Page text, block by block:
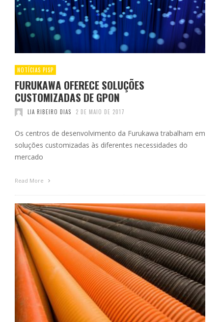
NOTÍCIAS PISP
FURUKAWA OFERECE SOLUÇÕES
CUSTOMIZADAS DE GPON
LIA RIBEIRO DIAS 2 DE MAIO DE 2017
Os centros de desenvolvimento da Furukawa trabalham em
soluções customizadas às diferentes necessidades do
mercado
Read More